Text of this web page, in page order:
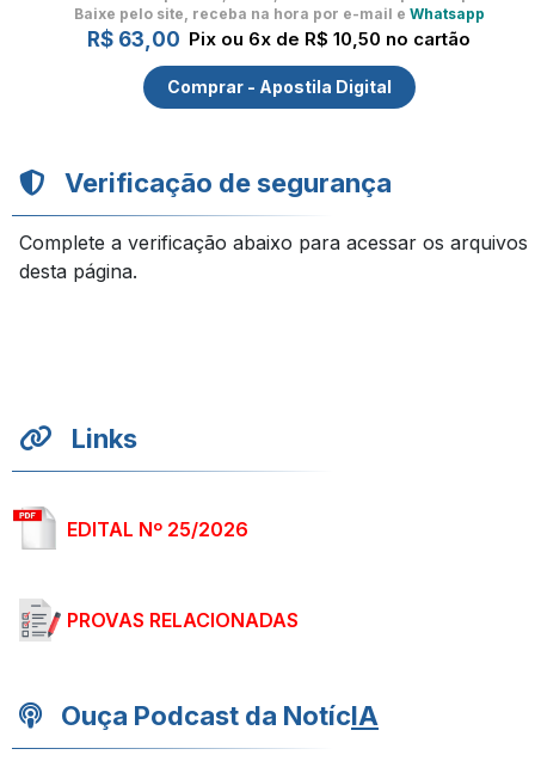
Baixe pelo site, receba na hora por e-mail e Whatsapp
R$ 63,00 Pix ou 6x de R$ 10,50 no cartão
Comprar - Apostila Digital
Verificação de segurança
Complete a verificação abaixo para acessar os arquivos
desta página.
Links
EDITAL Nº 25/2026
PROVAS RELACIONADAS
Ouça Podcast da NotícIA